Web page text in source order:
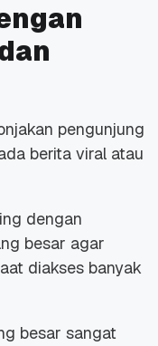
pengunjung
berita viral atau
dengan
besar agar
diakses banyak
besar sangat